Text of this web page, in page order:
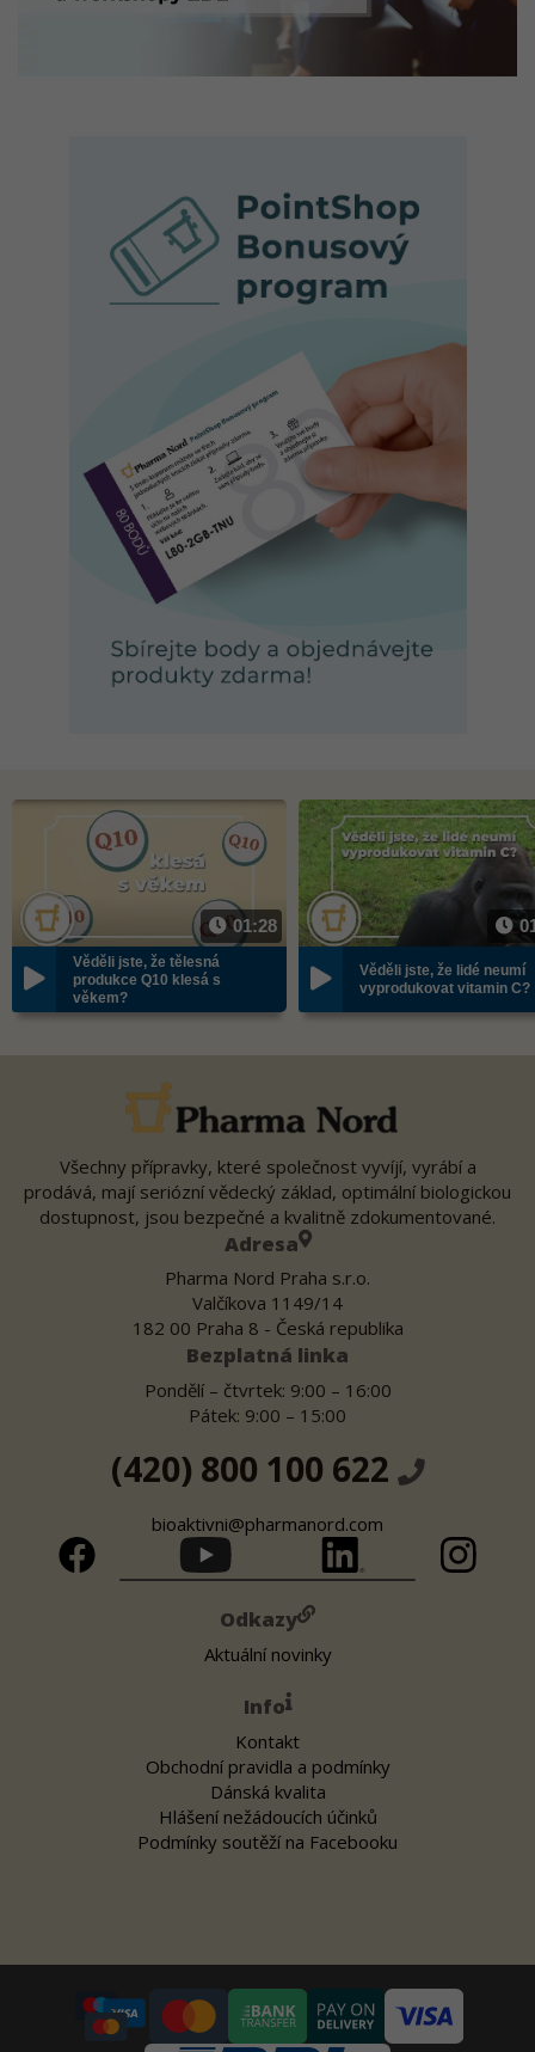
01:28
Věděli jste, že tělesná
produkce Q10 klesá s
věkem?
Věděli jste, že lidé neumí
vyprodukovat vitamin C?
Všechny přípravky, které společnost vyvíjí, vyrábí a
prodává, mají seriózní vědecký základ, optimální biologickou
dostupnost, jsou bezpečné a kvalitně zdokumentované.
Adresa
Pharma Nord Praha s.r.o.
Valčíkova 1149/14
182 00 Praha 8 - Česká republika
Bezplatná linka
Pondělí – čtvrtek: 9:00 – 16:00
Pátek: 9:00 – 15:00
(420) 800 100 622
bioaktivni@pharmanord.com
Odkazy
Aktuální novinky
Info
Kontakt
Obchodní pravidla a podmínky
Dánská kvalita
Hlášení nežádoucích účinků
Podmínky soutěží na Facebooku